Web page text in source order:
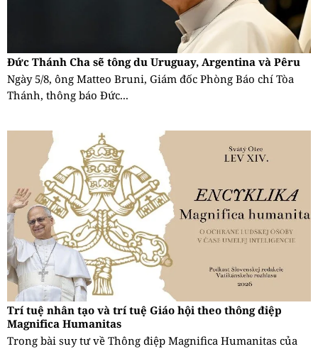
Đức Thánh Cha sẽ tông du Uruguay, Argentina và Pêru
Ngày 5/8, ông Matteo Bruni, Giám đốc Phòng Báo chí Tòa
Thánh, thông báo Đức...
Trí tuệ nhân tạo và trí tuệ Giáo hội theo thông điệp
Magnifica Humanitas
Trong bài suy tư về Thông điệp Magnifica Humanitas của